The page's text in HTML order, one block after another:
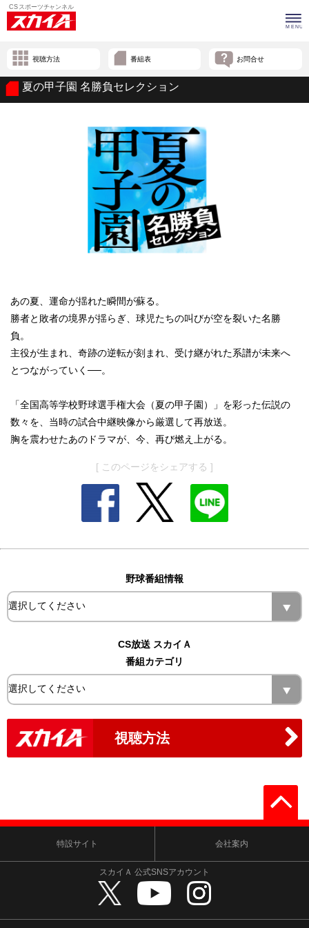
視聴方法 番組表 お問合せ
夏の甲子園 名勝負セレクション
あの夏、運命が揺れた瞬間が蘇る。
勝者と敗者の境界が揺らぎ、球児たちの叫びが空を裂いた名勝
負。
主役が生まれ、奇跡の逆転が刻まれ、受け継がれた系譜が未来へ
とつながっていく──。
「全国高等学校野球選手権大会（夏の甲子園）」を彩った伝説の
数々を、当時の試合中継映像から厳選して再放送。
胸を震わせたあのドラマが、今、再び燃え上がる。
[ このページをシェアする ]
野球番組情報
CS放送 スカイＡ
番組カテゴリ
視聴方法
特設サイト 会社案内
スカイＡ 公式SNSアカウント